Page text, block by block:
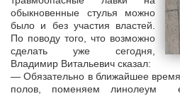
обыкновенные стулья можно
было и без участия властей.
По поводу того, что возможно
сделать уже сегодня,
Владимир Витальевич сказал:
— Обязательно в ближайшее
полов, поменяем линолеум